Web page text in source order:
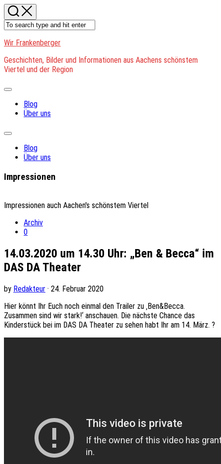
Skip
to
content
Wir Frankenberger
Geschichten, Bilder und Informationen aus Aachens schönstem
Viertel und der Region
Expand
Blog
Über uns
Expand
Blog
Über uns
Impressionen
Impressionen auch Aachen's schönstem Viertel
Archiv
0
14.03.2020 um 14.30 Uhr: „Ben & Becca“ im
DAS DA Theater
by Redakteur · 24. Februar 2020
Hier könnt Ihr Euch noch einmal den Trailer zu ‚Ben&Becca.
Zusammen sind wir stark!‘ anschauen. Die nächste Chance das
Kinderstück bei im DAS DA Theater zu sehen habt Ihr am 14. März. ?